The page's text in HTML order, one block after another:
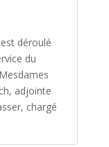
déroulé
du
adjointe
chargé